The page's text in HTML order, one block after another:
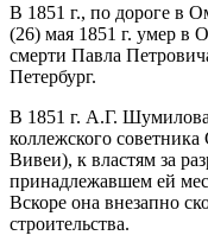
В 1851 г., по дороге в
(26) мая 1851 г. умер в
смерти Павла
Петербург.
В 1851 г. А.Г. Шумилова
коллежского
Вивеи), к властям за
принадлежавшем ей
Вскоре она внезапно
строительства.